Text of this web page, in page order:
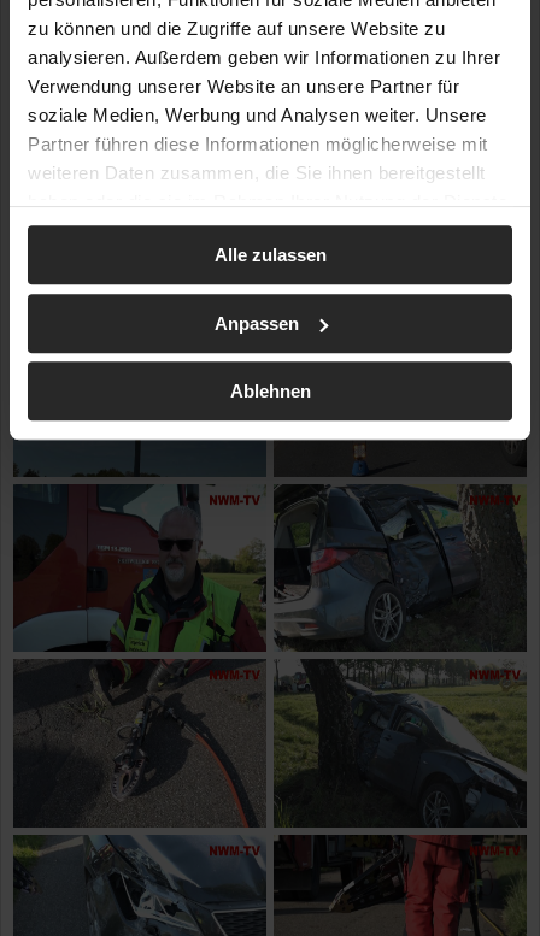
zu können und die Zugriffe auf unsere Website zu
analysieren. Außerdem geben wir Informationen zu Ihrer
Verwendung unserer Website an unsere Partner für
soziale Medien, Werbung und Analysen weiter. Unsere
Partner führen diese Informationen möglicherweise mit
weiteren Daten zusammen, die Sie ihnen bereitgestellt
haben oder die sie im Rahmen Ihrer Nutzung der Dienste
gesammelt haben.
Alle zulassen
Anpassen
Ablehnen